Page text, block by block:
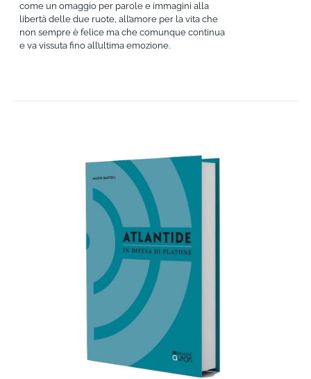
come un omaggio per parole e immagini alla
libertà delle due ruote, all’amore per la vita che
non sempre è felice ma che comunque continua
e va vissuta fino all’ultima emozione.
AGGIUNGI AL CARRELLO /